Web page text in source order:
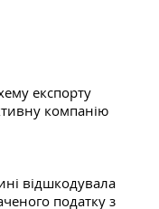
експорту
компанію
відшкодувала
податку з